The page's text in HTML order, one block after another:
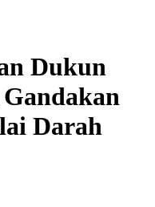
Dukun
Darah